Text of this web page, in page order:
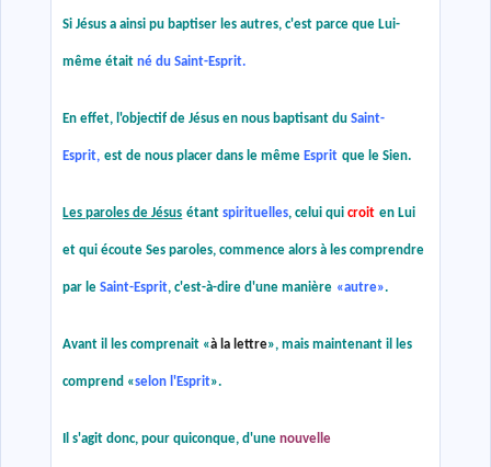
Si Jésus a ainsi pu baptiser les autres, c'est parce que Lui-
même étaitné du Saint-Esprit.
En effet, l'objectif de Jésus en nous baptisant duSaint-
Esprit, est de nous placer dans le même Esprit que le Sien.
Les paroles de Jésus étantspirituelles, celui quicroit en Lui
et qui écoute Ses paroles, commence alors à les comprendre
par leSaint-Esprit, c'est-à-dire d'une manière «autre».
Avant il les comprenait «à la lettre», mais maintenant il les
comprend «selon l'Esprit».
Il s'agit donc, pour quiconque, d'unenouvelle